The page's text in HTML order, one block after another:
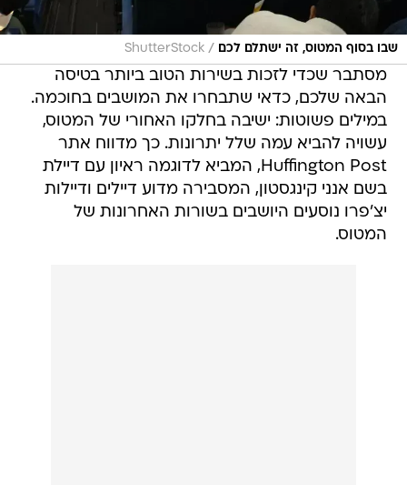
שבו בסוף המטוס, זה ישתלם לכם /
ShutterStock
מסתבר שכדי לזכות בשירות הטוב ביותר בטיסה
הבאה שלכם, כדאי שתבחרו את המושבים בחוכמה.
במילים פשוטות: ישיבה בחלקו האחורי של המטוס,
עשויה להביא עמה שלל יתרונות. כך מדווח אתר
Huffington Post, המביא לדוגמה ראיון עם דיילת
בשם אנני קינגסטון, המסבירה מדוע דיילים ודיילות
יצ'פרו נוסעים היושבים בשורות האחרונות של
המטוס.